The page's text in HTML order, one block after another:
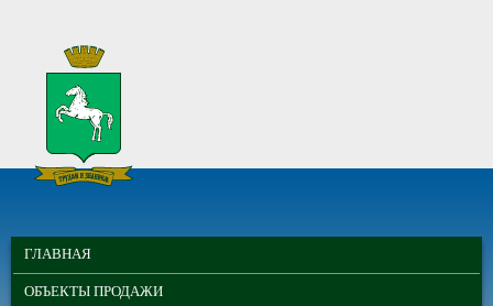
МУНИЦИПАЛЬНЫЕ
ТОРГИ ГОРОДА
ТОМСКА
ГЛАВНОЕ МЕНЮ
ГЛАВНАЯ
ОБЪЕКТЫ ПРОДАЖИ